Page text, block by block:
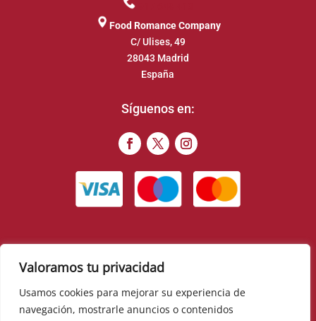
Valoramos tu privacidad
Usamos cookies para mejorar su experiencia de
navegación, mostrarle anuncios o contenidos
Food Romance Company
C/ Ulises, 49
28043 Madrid
España
Síguenos en:
© 2022 – Food Romance Company – Todos los derechos
reservados